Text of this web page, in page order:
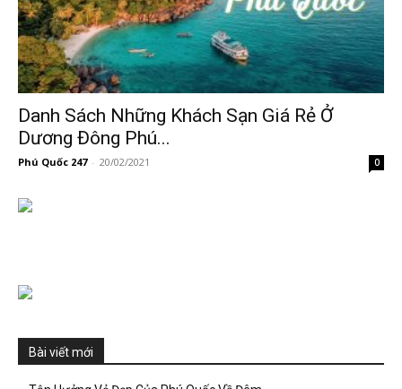
Danh Sách Những Khách Sạn Giá Rẻ Ở
Dương Đông Phú...
Phú Quốc 247 - 20/02/2021 0
Bài viết mới